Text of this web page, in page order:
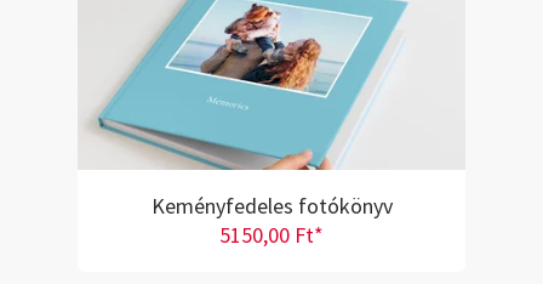
Keményfedeles fotókönyv
5150,00 Ft*